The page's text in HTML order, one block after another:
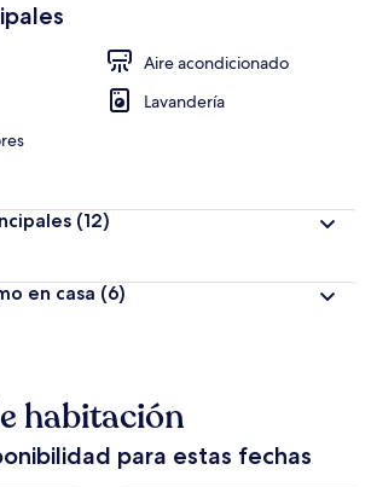
Aire acondicionado
Lavandería
(12)
en casa (6)
habitación
para estas fechas